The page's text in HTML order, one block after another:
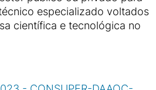
especializado voltados
científica e tecnológica no